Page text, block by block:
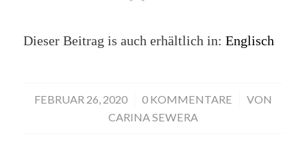
Dieser Beitrag is auch erhältlich in: Englisch
FEBRUAR 26, 2020
/ 0 KOMMENTARE
/
VON
CARINA SEWERA